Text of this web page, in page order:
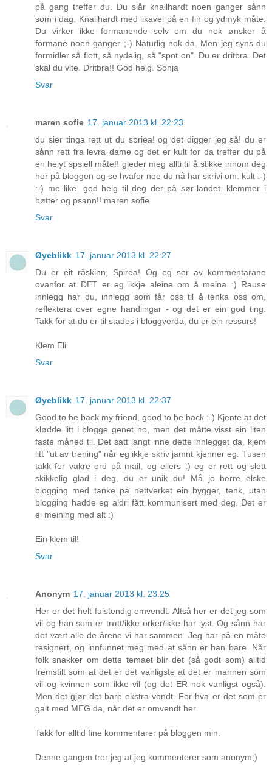
på gang treffer du. Du slår knallhardt noen ganger sånn
som i dag. Knallhardt med likavel på en fin og ydmyk måte.
Du virker ikke formanende selv om du nok ønsker å
formane noen ganger ;-) Naturlig nok da. Men jeg syns du
formidler så flott, så nydelig, så "spot on". Du er dritbra. Det
skal du vite. Dritbra!! God helg. Sonja
Svar
maren sofie 17. januar 2013 kl. 22:23
du sier tinga rett ut du spriea! og det digger jeg så! du er
sånn rett fra levra dame og det er kult for da treffer du på
en helyt spsiell måte!! gleder meg allti til å stikke innom deg
her på bloggen og se hvafor noe du nå har skrivi om. kult :-)
:-) me like. god helg til deg der på sør-landet. klemmer i
bøtter og psann!! maren sofie
Svar
Øyeblikk 17. januar 2013 kl. 22:27
Du er eit råskinn, Spirea! Og eg ser av kommentarane
ovanfor at DET er eg ikkje aleine om å meina :) Rause
innlegg har du, innlegg som får oss til å tenka oss om,
reflektera over egne handlingar - og det er ein god ting.
Takk for at du er til stades i bloggverda, du er ein ressurs!
Klem Eli
Svar
Øyeblikk 17. januar 2013 kl. 22:37
Good to be back my friend, good to be back :-) Kjente at det
klødde litt i blogge genet no, men det måtte visst ein liten
faste måned til. Det satt langt inne dette innlegget da, kjem
litt "ut av trening" når eg ikkje skriv jamnt kjenner eg. Tusen
takk for vakre ord på mail, og ellers :) eg er rett og slett
skikkelig glad i deg, du er unik du! Må jo berre elske
blogging med tanke på nettverket ein bygger, tenk, utan
blogging hadde eg aldri fått kommunisert med deg. Det er
ei meining med alt :)
Ein klem til!
Svar
Anonym 17. januar 2013 kl. 23:25
Her er det helt fulstendig omvendt. Altså her er det jeg som
vil og han som er trøtt/ikke orker/ikke har lyst. Og sånn har
det vært alle de årene vi har sammen. Jeg har på en måte
resignert, og innfunnet meg med at sånn er han bare. Når
folk snakker om dette temaet blir det (så godt som) alltid
fremstilt som at det er det vanligste at det er mannen som
vil og kvinnen som ikke vil (og det ER nok vanligst også).
Men det gjør det bare ekstra vondt. For hva er det som er
galt med MEG da, når det er omvendt her.
Takk for alltid fine kommentarer på bloggen min.
Denne gangen tror jeg at jeg kommenterer som anonym;)